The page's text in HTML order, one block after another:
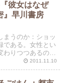
彼女はなぜ
』早川書房
まうのか：ショッ
である。女性とい
りつつあるのか
の書であ...2011.11.10